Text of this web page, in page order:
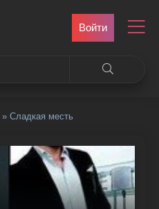
Войти
» Сладкая месть